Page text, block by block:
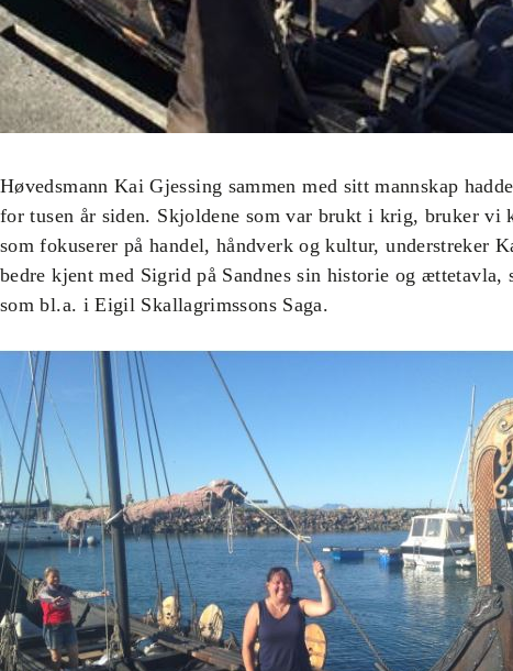
Høvedsmann Kai Gjessing sammen med sitt mannskap
for tusen år siden. Skjoldene som var brukt i krig, bruker
som fokuserer på handel, håndverk og kultur, understreker
bedre kjent med Sigrid på Sandnes sin historie og
som bl.a. i Eigil Skallagrimssons Saga.